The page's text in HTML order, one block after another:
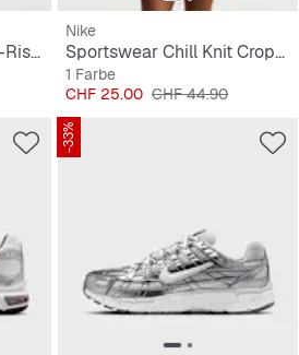
Sportswear Loose Mid-Rise 3" Fleece Shorts
Nike
Sportswear Chill Knit Cropped T-Shirt
1 Farbe
Preis
CHF 25.00 Originalpreis
CHF 44.90
-33%